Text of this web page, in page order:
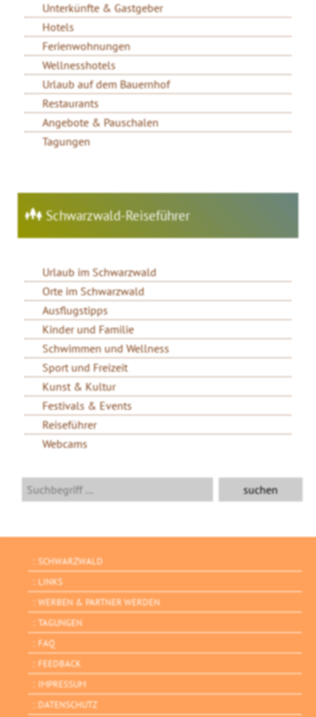
Unterkünfte & Gastgeber
Hotels
Ferienwohnungen
Wellnesshotels
Urlaub auf dem Bauernhof
Restaurants
Angebote & Pauschalen
Tagungen
Schwarzwald-Reiseführer
Urlaub im Schwarzwald
Orte im Schwarzwald
Ausflugstipps
Kinder und Familie
Schwimmen und Wellness
Sport und Freizeit
Kunst & Kultur
Festivals & Events
Reiseführer
Webcams
SCHWARZWALD
LINKS
WERBEN & PARTNER WERDEN
TAGUNGEN
FAQ
FEEDBACK
IMPRESSUM
DATENSCHUTZ